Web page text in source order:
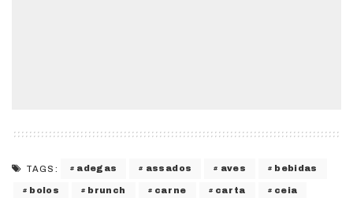
TAGS: adegas assados aves bebidas
bolos brunch carne carta ceia